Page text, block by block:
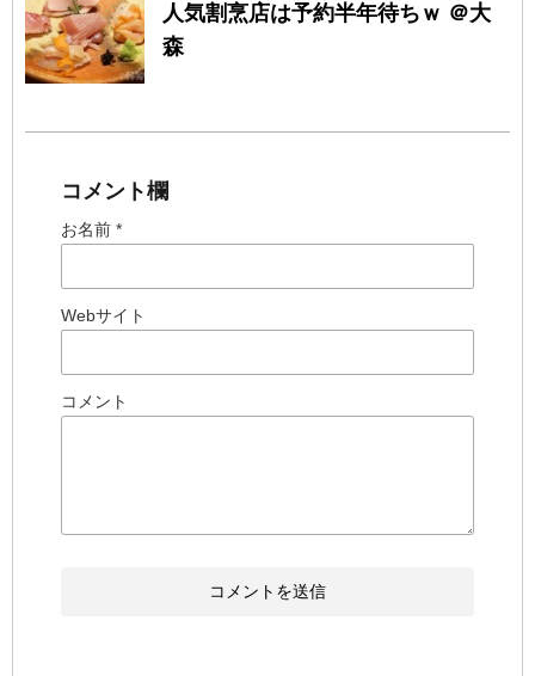
人気割烹店は予約半年待ちｗ ＠大
森
コメント欄
お名前 *
Webサイト
コメント